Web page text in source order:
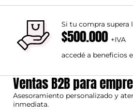
Si tu compra supera
$500.000 +IVA
accedé a beneficios
Ventas B2B para
Asesoramiento personalizado y
inmediata.